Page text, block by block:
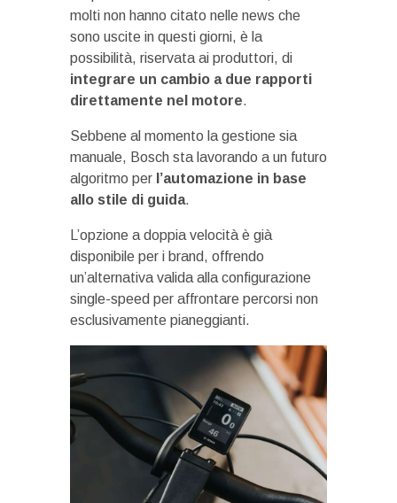
molti non hanno citato nelle news che
sono uscite in questi giorni, è la
possibilità, riservata ai produttori, di
integrare un cambio a due rapporti
direttamente nel motore.
Sebbene al momento la gestione sia
manuale, Bosch sta lavorando a un futuro
algoritmo per l’automazione in base
allo stile di guida.
L’opzione a doppia velocità è già
disponibile per i brand, offrendo
un’alternativa valida alla configurazione
single-speed per affrontare percorsi non
esclusivamente pianeggianti.